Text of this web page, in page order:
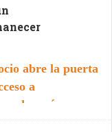
abre la puerta
a
más